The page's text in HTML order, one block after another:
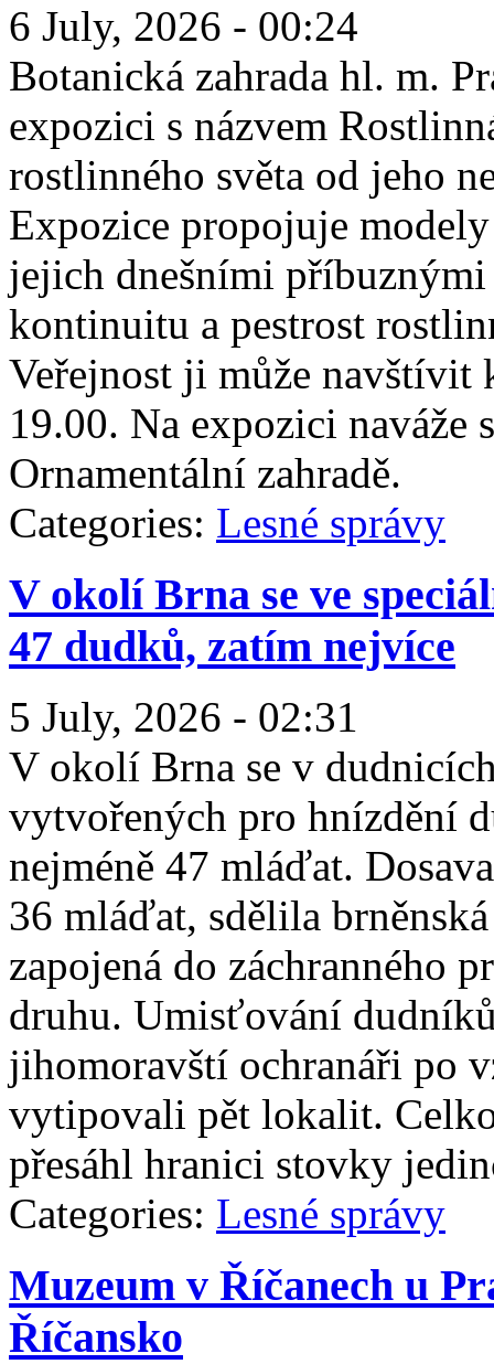
6 July, 2026 - 00:24
Botanická zahrada hl. m.
expozici s názvem
rostlinného světa od jeho
Expozice propojuje
jejich dnešními
kontinuitu a pestrost
Veřejnost ji může navštívit
19.00. Na expozici naváže
Ornamentální zahradě.
Categories: Lesné správy
V okolí Brna se ve
47 dudků, zatím nejvíce
5 July, 2026 - 02:31
V okolí Brna se v
vytvořených pro hnízdění
nejméně 47 mláďat.
36 mláďat, sdělila
zapojená do záchranného
druhu. Umisťování
jihomoravští ochranáři po
vytipovali pět lokalit.
přesáhl hranici stovky
Categories: Lesné správy
Muzeum v Říčanech u
Říčansko